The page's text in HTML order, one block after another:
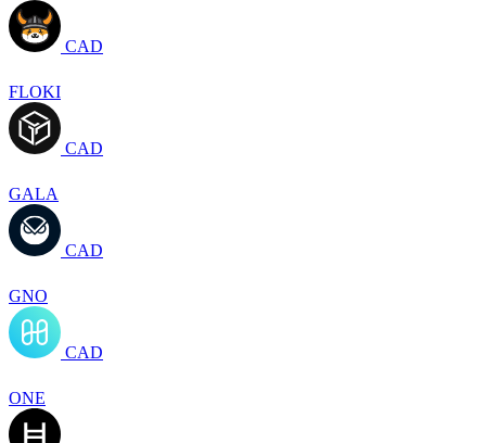
CAD
FLOKI
CAD
GALA
CAD
GNO
CAD
ONE